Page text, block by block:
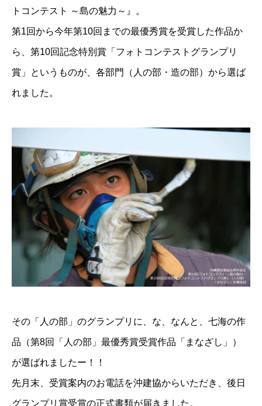
トコンテスト ～島の魅力～』 。
第1回から今年第10回までの最優秀賞を受賞した作品か
ら、第10回記念特別賞「フォトコンテストグランプリ
賞」というものが、各部門（人の部・造の部）から選ば
れました。
その「人の部」のグランプリに、な、なんと、七海の作
品（第8回「人の部」最優秀賞受賞作品「まなざし」）
が選ばれましたー！！
先月末、受賞案内のお電話を沖建協からいただき、後日
グランプリ賞受賞の正式書類が届きました。